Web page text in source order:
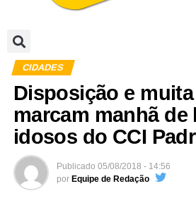
CIDADES
Disposição e
marcam manhã de
idosos do CCI
Publicado 05/08/2018 - 14:56
por Equipe de Redação